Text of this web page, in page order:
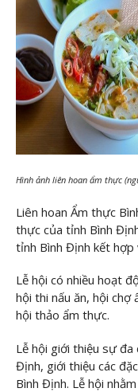
Hình ảnh liên hoan ẩm thực
Liên hoan Ẩm thực
thực của tỉnh Bình
tỉnh Bình Định kết hợp
Lễ hội có nhiều hoạt
hội thi nấu ăn, hội
hội thảo ẩm thực.
Lễ hội giới thiệu sự
Định, giới thiệu các
Bình Định. Lễ hội